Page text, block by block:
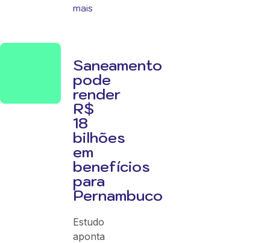
mais
Saneamento
pode
render
R$
18
bilhões
em
benefícios
para
Pernambuco
Estudo
aponta